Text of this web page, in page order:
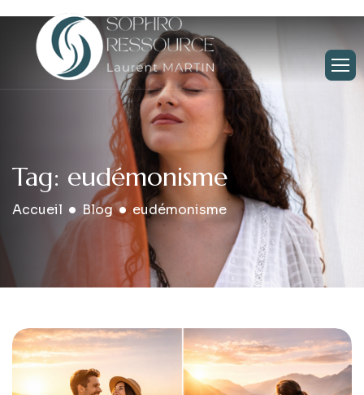
Tag: eudémonisme
Accueil Blog eudémonisme